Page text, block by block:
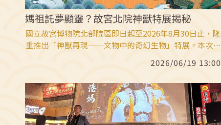
媽祖託夢顯靈？故宮北院神獸特展揭秘
國立故宮博物院北部院區即日起至2026年8月30日止，隆
重推出「神獸再現──文物中的奇幻生物」特展。本次展
國立臺灣歷史博物館的大力支持，出借多件珍貴民間信仰
物院北部院區，展出橫跨上古先秦至近現代的133組件文
物。
2026/06/19 13:00